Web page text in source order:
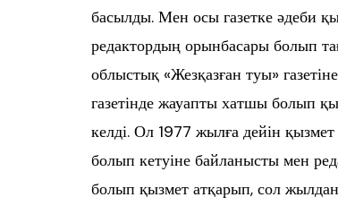
басылды. Мен осы газетке әдеби
редактордың орынбасары болып
облыстық «Жезқазған туы»
газетінде жауапты хатшы болып
келді. Ол 1977 жылға дейін
болып кетуіне байланысты мен
болып қызмет атқарып, сол